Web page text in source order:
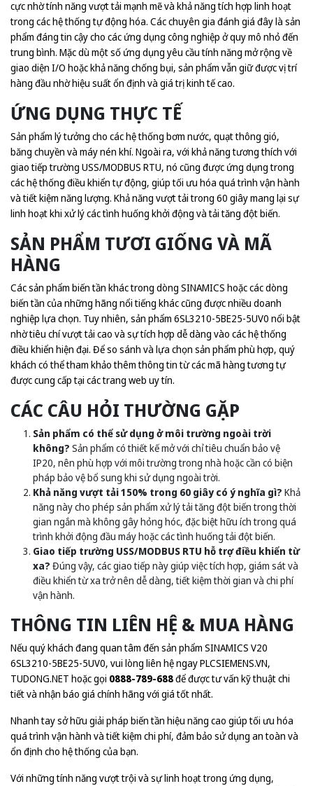
cực nhờ tính năng vượt tải mạnh mẽ và khả năng tích hợp linh hoạt
trong các hệ thống tự động hóa. Các chuyên gia đánh giá đây là sản
phẩm đáng tin cậy cho các ứng dụng công nghiệp ở quy mô nhỏ đến
trung bình. Mặc dù một số ứng dụng yêu cầu tính năng mở rộng về
giao diện I/O hoặc khả năng chống bụi, sản phẩm vẫn giữ được vị trí
hàng đầu nhờ hiệu suất ổn định và giá trị kinh tế cao.
ỨNG DỤNG THỰC TẾ
Sản phẩm lý tưởng cho các hệ thống bơm nước, quạt thông gió,
băng chuyền và máy nén khí. Ngoài ra, với khả năng tương thích với
giao tiếp trường USS/MODBUS RTU, nó cũng được ứng dụng trong
các hệ thống điều khiển tự động, giúp tối ưu hóa quá trình vận hành
và tiết kiệm năng lượng. Khả năng vượt tải trong 60 giây mang lại sự
linh hoạt khi xử lý các tình huống khởi động và tải tăng đột biến.
SẢN PHẨM TƯƠI GIỐNG VÀ MÃ
HÀNG
Các sản phẩm biến tần khác trong dòng SINAMICS hoặc các dòng
biến tần của những hãng nổi tiếng khác cũng được nhiều doanh
nghiệp lựa chọn. Tuy nhiên, sản phẩm 6SL3210-5BE25-5UV0 nổi bật
nhờ tiêu chí vượt tải cao và sự tích hợp dễ dàng vào các hệ thống
điều khiển hiện đại. Để so sánh và lựa chọn sản phẩm phù hợp, quý
khách có thể tham khảo thêm thông tin từ các mã hàng tương tự
được cung cấp tại các trang web uy tín.
CÁC CÂU HỎI THƯỜNG GẶP
Sản phẩm có thể sử dụng ở môi trường ngoài trời
không? Sản phẩm có thiết kế mở với chỉ tiêu chuẩn bảo vệ
IP20, nên phù hợp với môi trường trong nhà hoặc cần có biện
pháp bảo vệ bổ sung khi sử dụng ngoài trời.
Khả năng vượt tải 150% trong 60 giây có ý nghĩa gì? Khả
năng này cho phép sản phẩm xử lý tải tăng đột biến trong thời
gian ngắn mà không gây hỏng hóc, đặc biệt hữu ích trong quá
trình khởi động đầu máy hoặc các tình huống tải đột biến.
Giao tiếp trường USS/MODBUS RTU hỗ trợ điều khiển từ
xa? Đúng vậy, các giao tiếp này giúp việc tích hợp, giám sát và
điều khiển từ xa trở nên dễ dàng, tiết kiệm thời gian và chi phí
vận hành.
THÔNG TIN LIÊN HỆ & MUA HÀNG
Nếu quý khách đang quan tâm đến sản phẩm SINAMICS V20
6SL3210-5BE25-5UV0, vui lòng liên hệ ngayPLCSIEMENS.VN,
TUDONG.NET hoặc gọi 0888-789-688để được tư vấn kỹ thuật chi
tiết và nhận báo giá chính hãng với giá tốt nhất.
Nhanh tay sở hữu giải pháp biến tần hiệu năng cao giúp tối ưu hóa
quá trình vận hành và tiết kiệm chi phí, đảm bảo sử dụng an toàn và
ổn định cho hệ thống của bạn.
Với những tính năng vượt trội và sự linh hoạt trong ứng dụng,